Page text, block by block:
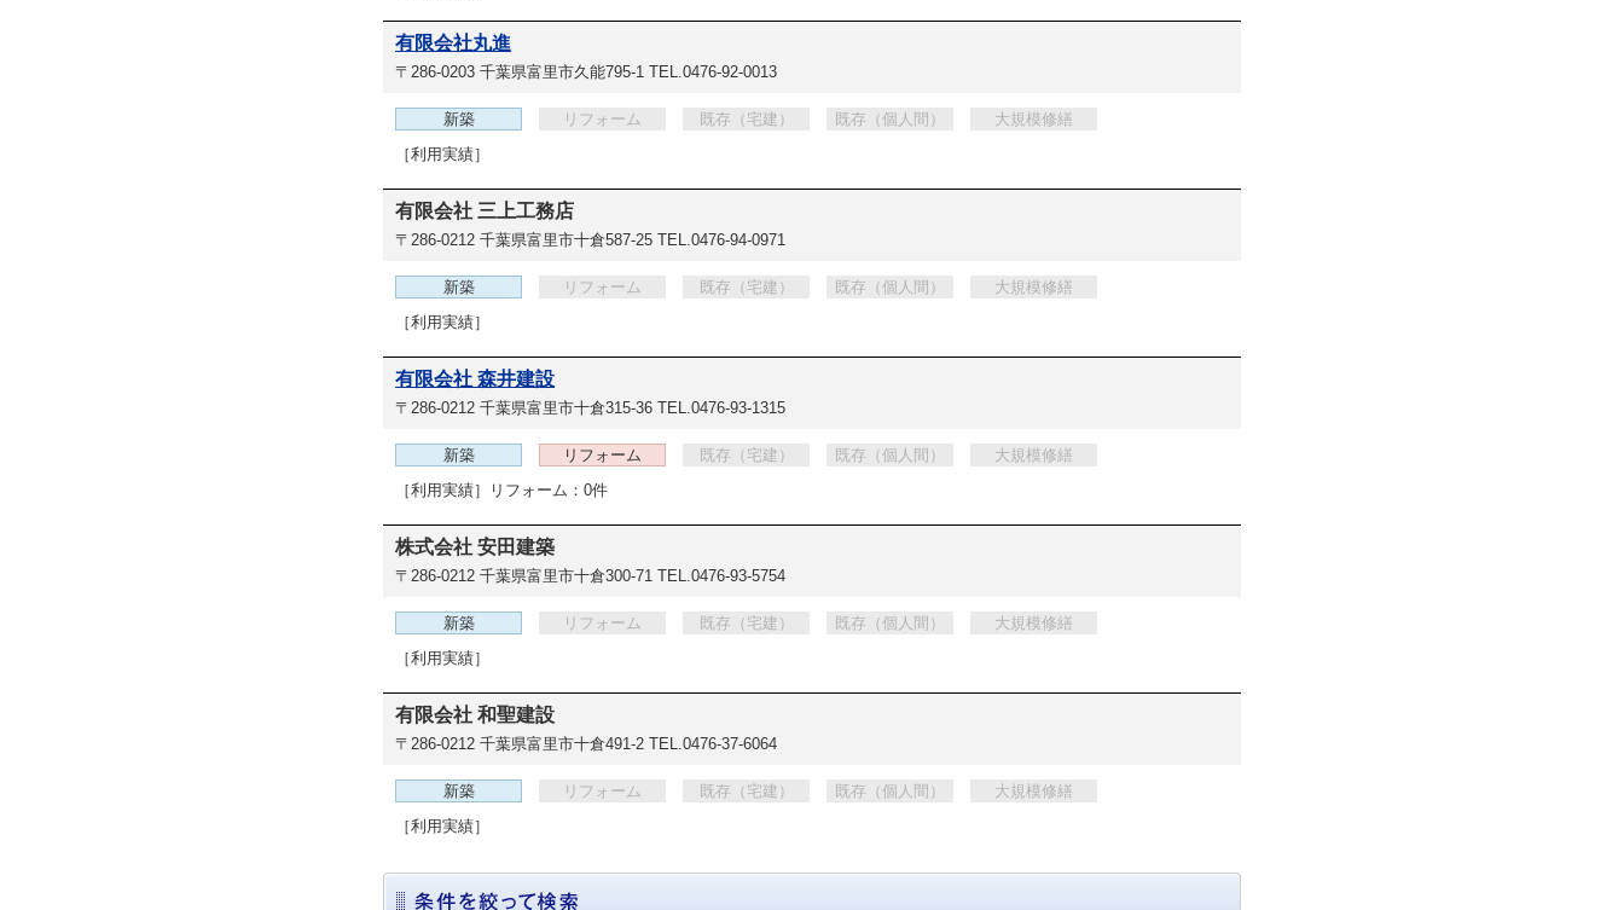
有限会社丸進
〒286-0203 千葉県富里市久能795-1 TEL.0476-92-0013
新築 リフォーム 既存（宅建） 既存（個人間）
大規模修繕
［利用実績］
有限会社 三上工務店
〒286-0212 千葉県富里市十倉587-25 TEL.0476-94-0971
新築 リフォーム 既存（宅建） 既存（個人間）
大規模修繕
［利用実績］
有限会社 森井建設
〒286-0212 千葉県富里市十倉315-36 TEL.0476-93-1315
新築 リフォーム 既存（宅建） 既存（個人間）
大規模修繕
［利用実績］リフォーム：0件
株式会社 安田建築
〒286-0212 千葉県富里市十倉300-71 TEL.0476-93-5754
新築 リフォーム 既存（宅建） 既存（個人間）
大規模修繕
［利用実績］
有限会社 和聖建設
〒286-0212 千葉県富里市十倉491-2 TEL.0476-37-6064
新築 リフォーム 既存（宅建） 既存（個人間）
大規模修繕
［利用実績］